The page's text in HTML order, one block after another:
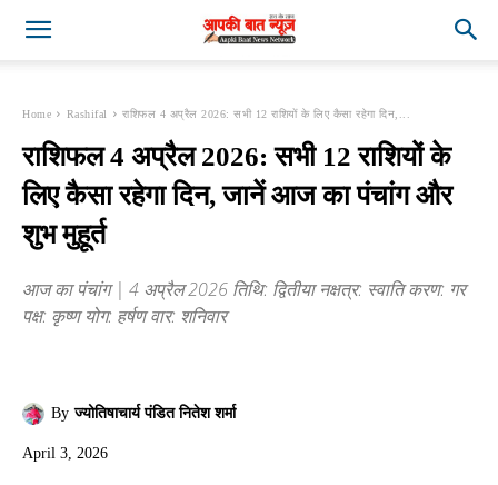
Home Rashifal राशिफल 4 अप्रैल 2026: सभी 12 राशियों के लिए कैसा रहेगा दिन,...
राशिफल 4 अप्रैल 2026: सभी 12 राशियों के
लिए कैसा रहेगा दिन, जानें आज का पंचांग और
शुभ मुहूर्त
आज का पंचांग | 4 अप्रैल 2026 तिथि: द्वितीया नक्षत्र: स्वाति करण: गर
पक्ष: कृष्ण योग: हर्षण वार: शनिवार
By ज्योतिषाचार्य पंडित नितेश शर्मा
April 3, 2026